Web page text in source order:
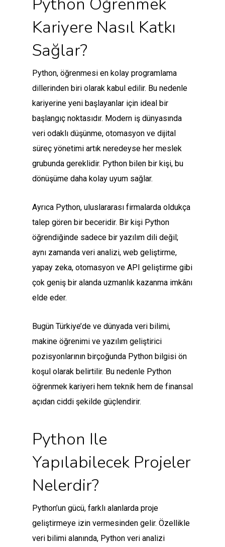
Kariyere Nasıl Katkı
Sağlar?
Python, öğrenmesi en kolay programlama
dillerinden biri olarak kabul edilir. Bu nedenle
kariyerine yeni başlayanlar için ideal bir
başlangıç noktasıdır. Modern iş dünyasında
veri odaklı düşünme, otomasyon ve dijital
süreç yönetimi artık neredeyse her meslek
grubunda gereklidir. Python bilen bir kişi, bu
dönüşüme daha kolay uyum sağlar.
Ayrıca Python, uluslararası firmalarda oldukça
talep gören bir beceridir. Bir kişi Python
öğrendiğinde sadece bir yazılım dili değil;
aynı zamanda veri analizi, web geliştirme,
yapay zeka, otomasyon ve API geliştirme gibi
çok geniş bir alanda uzmanlık kazanma imkânı
elde eder.
Bugün Türkiye’de ve dünyada veri bilimi,
makine öğrenimi ve yazılım geliştirici
pozisyonlarının birçoğunda Python bilgisi ön
koşul olarak belirtilir. Bu nedenle Python
öğrenmek kariyeri hem teknik hem de finansal
açıdan ciddi şekilde güçlendirir.
Python Ile
Yapılabilecek Projeler
Nelerdir?
Python’un gücü, farklı alanlarda proje
geliştirmeye izin vermesinden gelir. Özellikle
veri bilimi alanında, Python veri analizi